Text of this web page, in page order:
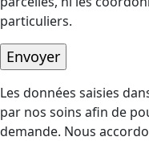
particuliers.
Les données saisies
par nos soins afin de
demande. Nous